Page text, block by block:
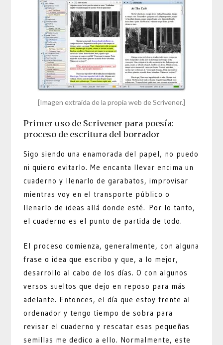
[Imagen extraída de la propia web de Scrivener.]
Primer uso de Scrivener para poesía:
proceso de escritura del borrador
Sigo siendo una enamorada del papel, no puedo
ni quiero evitarlo. Me encanta llevar encima un
cuaderno y llenarlo de garabatos, improvisar
mientras voy en el transporte público o
llenarlo de ideas allá donde esté. Por lo tanto,
el cuaderno es el punto de partida de todo.
El proceso comienza, generalmente, con alguna
frase o idea que escribo y que, a lo mejor,
desarrollo al cabo de los días. O con algunos
versos sueltos que dejo en reposo para más
adelante. Entonces, el día que estoy frente al
ordenador y tengo tiempo de sobra para
revisar el cuaderno y rescatar esas pequeñas
semillas me dedico a ello. Normalmente, este